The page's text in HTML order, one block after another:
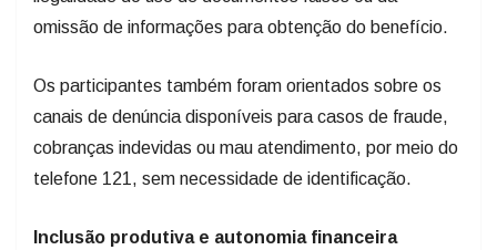
omissão de informações para obtenção do benefício.
Os participantes também foram orientados sobre os
canais de denúncia disponíveis para casos de fraude,
cobranças indevidas ou mau atendimento, por meio do
telefone 121, sem necessidade de identificação.
Inclusão produtiva e autonomia financeira